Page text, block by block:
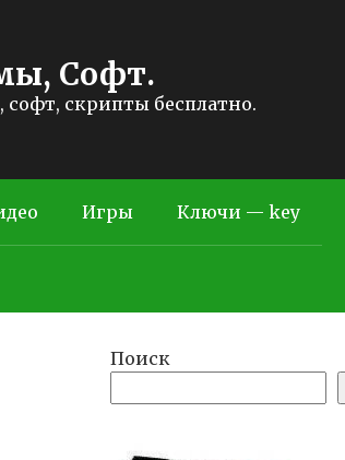
Софт.
скрипты бесплатно.
Игры Ключи — key
Поиск